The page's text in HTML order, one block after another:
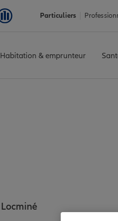
Particuliers
Habitation & emprunteur
Locminé